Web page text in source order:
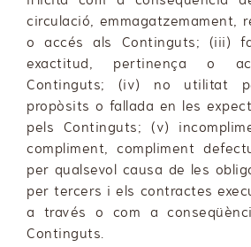
circulació, emmagatzemament,
o accés als Continguts; (iii)
exactitud, pertinença o
Continguts; (iv) no utilitat
propòsits o fallada en les
pels Continguts; (v)
compliment, compliment
per qualsevol causa de les
per tercers i els contractes
a través o com a
Continguts.